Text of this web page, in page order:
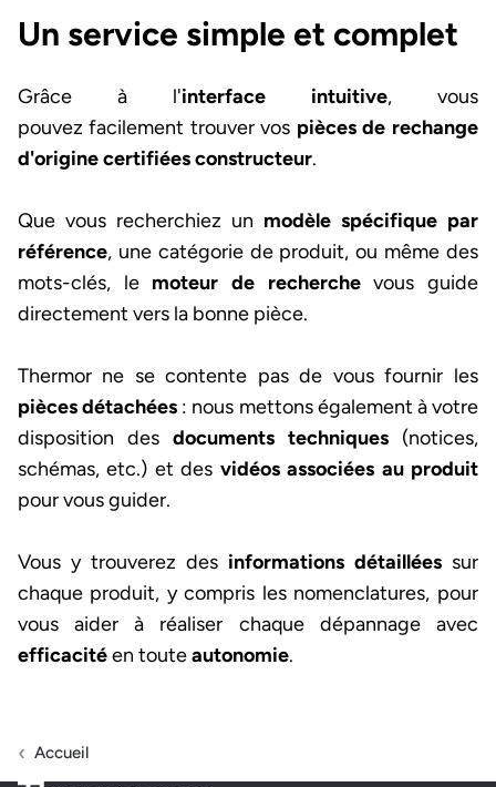
Un service simple et complet
Grâce à l'interface intuitive, vous
pouvez facilement trouver vos pièces de rechange
d'origine certifiées constructeur.
Que vous recherchiez un modèle spécifique par
référence, une catégorie de produit, ou même des
mots-clés, le moteur de recherchevous guide
directement vers la bonne pièce.
Thermor ne se contente pas de vous fournir les
pièces détachées : nous mettons également à votre
disposition des documents techniques(notices,
schémas, etc.) et des vidéos associées au produit
pour vous guider.
Vous y trouverez des informations détailléessur
chaque produit, y compris les nomenclatures, pour
vous aider à réaliser chaque dépannage avec
efficacitéen touteautonomie.
Accueil